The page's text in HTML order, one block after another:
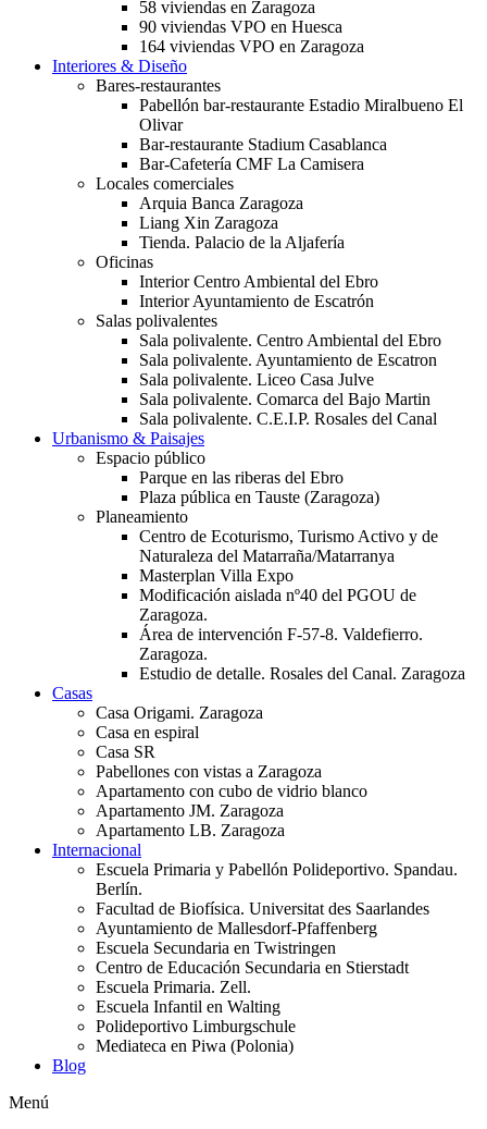
58 viviendas en Zaragoza
90 viviendas VPO en Huesca
164 viviendas VPO en Zaragoza
Interiores & Diseño
Bares-restaurantes
Pabellón bar-restaurante Estadio Miralbueno El
Olivar
Bar-restaurante Stadium Casablanca
Bar-Cafetería CMF La Camisera
Locales comerciales
Arquia Banca Zaragoza
Liang Xin Zaragoza
Tienda. Palacio de la Aljafería
Oficinas
Interior Centro Ambiental del Ebro
Interior Ayuntamiento de Escatrón
Salas polivalentes
Sala polivalente. Centro Ambiental del Ebro
Sala polivalente. Ayuntamiento de Escatron
Sala polivalente. Liceo Casa Julve
Sala polivalente. Comarca del Bajo Martin
Sala polivalente. C.E.I.P. Rosales del Canal
Urbanismo & Paisajes
Espacio público
Parque en las riberas del Ebro
Plaza pública en Tauste (Zaragoza)
Planeamiento
Centro de Ecoturismo, Turismo Activo y de
Naturaleza del Matarraña/Matarranya
Masterplan Villa Expo
Modificación aislada nº40 del PGOU de
Zaragoza.
Área de intervención F-57-8. Valdefierro.
Zaragoza.
Estudio de detalle. Rosales del Canal. Zaragoza
Casas
Casa Origami. Zaragoza
Casa en espiral
Casa SR
Pabellones con vistas a Zaragoza
Apartamento con cubo de vidrio blanco
Apartamento JM. Zaragoza
Apartamento LB. Zaragoza
Internacional
Escuela Primaria y Pabellón Polideportivo. Spandau.
Berlín.
Facultad de Biofísica. Universitat des Saarlandes
Ayuntamiento de Mallesdorf-Pfaffenberg
Escuela Secundaria en Twistringen
Centro de Educación Secundaria en Stierstadt
Escuela Primaria. Zell.
Escuela Infantil en Walting
Polideportivo Limburgschule
Mediateca en Piwa (Polonia)
Blog
Menú